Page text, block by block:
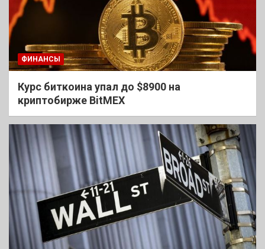
ФИНАНСЫ
Курс биткоина упал до $8900 на
криптобирже BitMEX